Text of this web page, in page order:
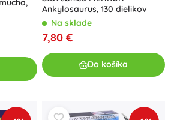
Ankylosaurus, 130 dielikov
Na sklade
7,80 €
Do košíka